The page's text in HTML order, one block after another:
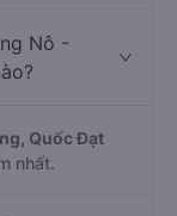
Nô -
Quốc Đạt
nhất.